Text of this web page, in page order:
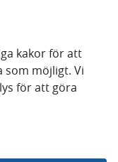
kakor för att
som möjligt. Vi
för att göra